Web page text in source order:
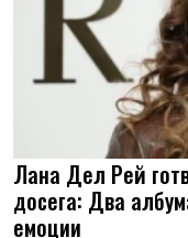
Лана Дел Рей
досега: Два
емоции